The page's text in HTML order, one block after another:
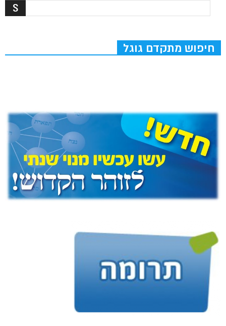
חיפוש מתקדם גוגל